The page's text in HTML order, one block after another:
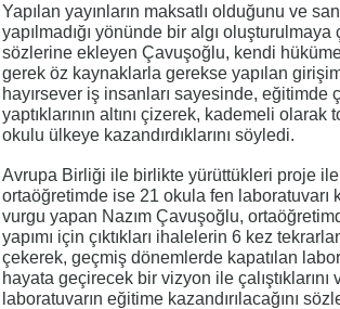
Yapılan yayınların maksatlı olduğunu ve
yapılmadığı yönünde bir algı oluşturulmaya
sözlerine ekleyen Çavuşoğlu, kendi
gerek öz kaynaklarla gerekse yapılan
hayırsever iş insanları sayesinde, eğitimde
yaptıklarının altını çizerek, kademeli olarak
okulu ülkeye kazandırdıklarını söyledi.
Avrupa Birliği ile birlikte yürüttükleri proje
ortaöğretimde ise 21 okula fen laboratuvarı
vurgu yapan Nazım Çavuşoğlu,
yapımı için çıktıkları ihalelerin 6 kez
çekerek, geçmiş dönemlerde kapatılan
hayata geçirecek bir vizyon ile çalıştıklarını
laboratuvarın eğitime kazandırılacağını